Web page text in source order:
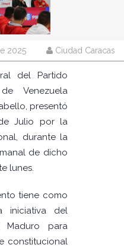
2025 Ciudad Caracas
del Partido
Venezuela
presentó
Julio por la
durante la
de dicho
lunes.
tiene como
iniciativa del
Maduro para
constitucional